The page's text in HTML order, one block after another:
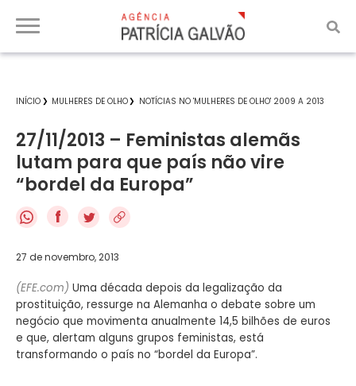
INÍCIO MULHERES DE OLHO NOTÍCIAS NO 'MULHERES DE OLHO' 2009 A 2013
27/11/2013 – Feministas alemãs
lutam para que país não vire
“bordel da Europa”
f
27 de novembro, 2013
(EFE.com) Uma década depois da legalização da
prostituição, ressurge na Alemanha o debate sobre um
negócio que movimenta anualmente 14,5 bilhões de euros
e que, alertam alguns grupos feministas, está
transformando o país no “bordel da Europa”.